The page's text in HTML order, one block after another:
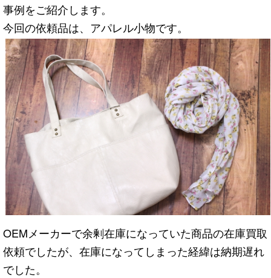
事例をご紹介します。
今回の依頼品は、アパレル小物です。
OEMメーカーで余剰在庫になっていた商品の在庫買取
依頼でしたが、在庫になってしまった経緯は納期遅れ
でした。